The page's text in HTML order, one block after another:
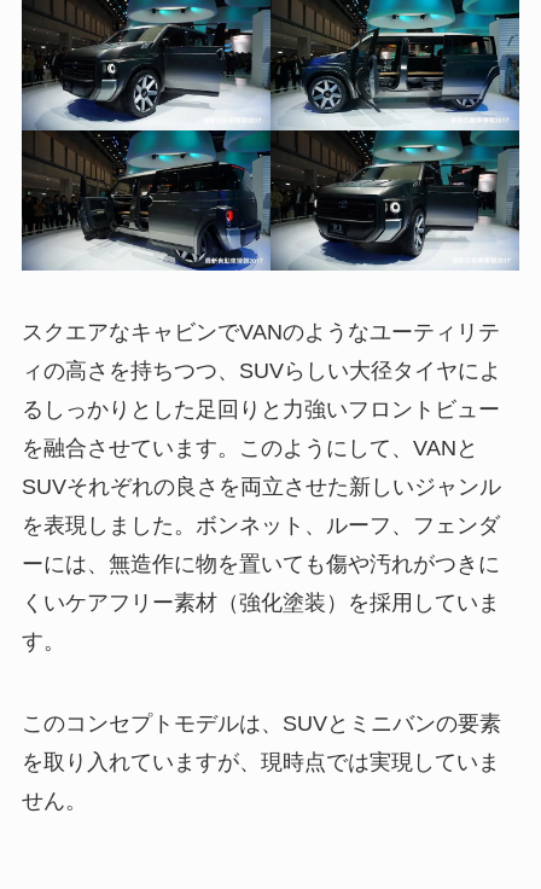
スクエアなキャビンでVANのようなユーティリテ
ィの高さを持ちつつ、SUVらしい大径タイヤによ
るしっかりとした足回りと力強いフロントビュー
を融合させています。このようにして、VANと
SUVそれぞれの良さを両立させた新しいジャンル
を表現しました。ボンネット、ルーフ、フェンダ
ーには、無造作に物を置いても傷や汚れがつきに
くいケアフリー素材（強化塗装）を採用していま
す。
このコンセプトモデルは、SUVとミニバンの要素
を取り入れていますが、現時点では実現していま
せん。